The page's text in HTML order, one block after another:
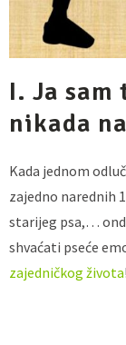
I. Ja sam
nikada
Kada jednom
zajedno narednih
starijeg psa,…
shvaćati pseće
zajedničkog života!